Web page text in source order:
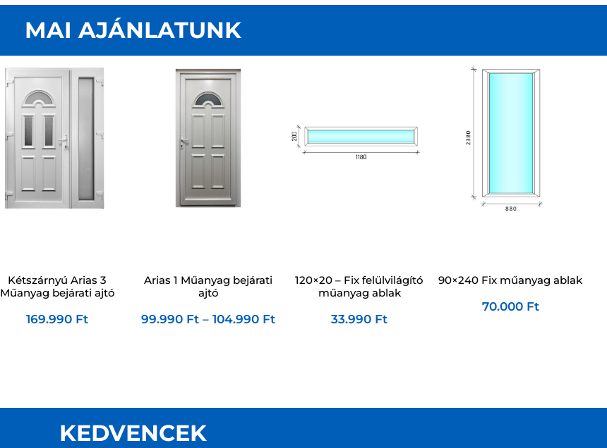
MAI AJÁNLATUNK
Kétszárnyú Arias 3
Műanyag bejárati ajtó
169.990 Ft
Arias 1 Műanyag bejárati
ajtó
99.990 Ft – 104.990 Ft
120×20 – Fix felülvilágító
műanyag ablak
33.990 Ft
90×240 Fix műanyag ablak
70.000 Ft
KEDVENCEK